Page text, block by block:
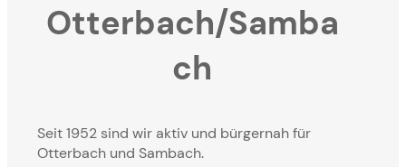
Otterbach/Samba
ch
Seit 1952 sind wir aktiv und bürgernah für
Otterbach und Sambach.